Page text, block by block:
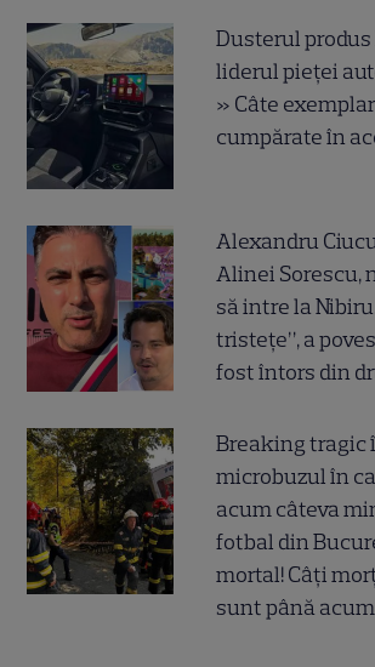
Dusterul
liderul pieței
» Câte
cumpărate în
Alexandru
Alinei Sorescu,
să intre la
tristețe”, a
fost întors din
Breaking tragic
microbuzul în
acum câteva
fotbal din
mortal! Câți
sunt până acum